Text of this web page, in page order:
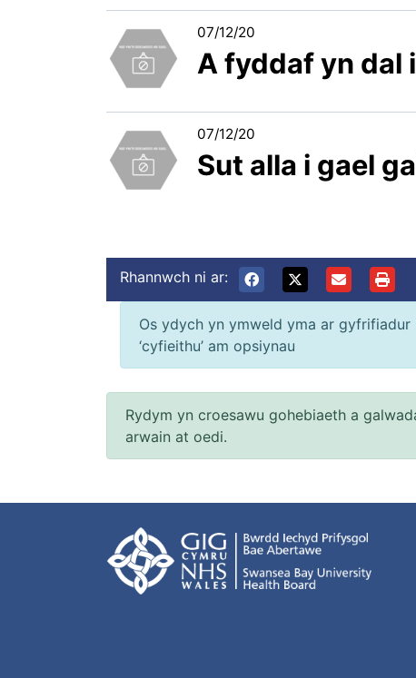
07/12/20
A fyddaf yn dal
07/12/20
Sut alla i gael
Rhannwch ni ar:
Os ydych yn ymweld yma ar
‘cyfieithu’ am opsiynau
Rydym yn croesawu gohebiaeth a
arwain at oedi.